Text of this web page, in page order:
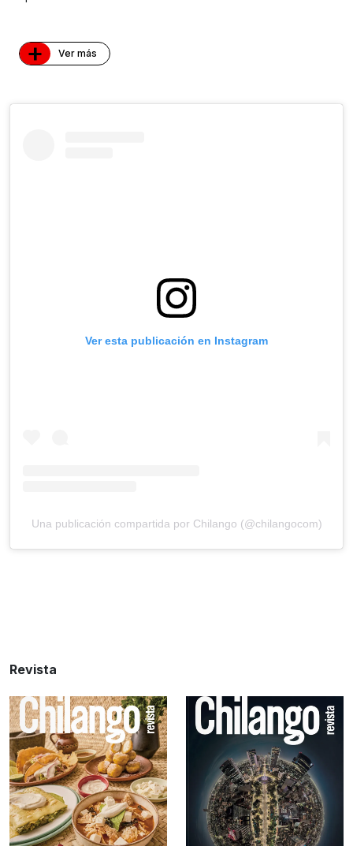
+ Ver más
Ver esta publicación en Instagram
Una publicación compartida por Chilango (@chilangocom)
Revista